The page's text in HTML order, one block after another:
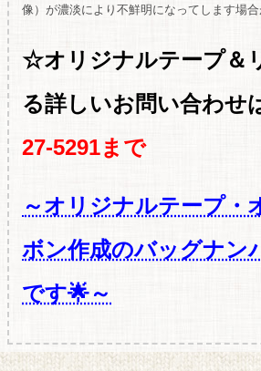
像）が濃淡により不鮮明になってします場合
☆オリジナルテープ＆
る詳しいお問い合わせ
27-5291まで
～オリジナルテープ・
ボン作成のバッグナン
です🌟～